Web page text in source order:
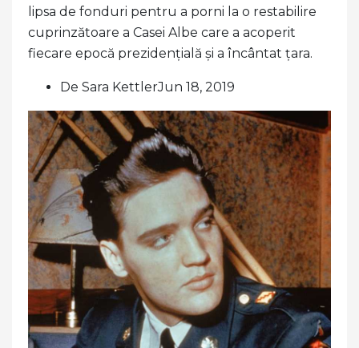
lipsa de fonduri pentru a porni la o restabilire
cuprinzătoare a Casei Albe care a acoperit
fiecare epocă prezidențială și a încântat țara.
De Sara KettlerJun 18, 2019